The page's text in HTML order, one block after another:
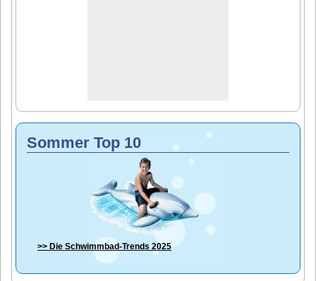
Sommer Top 10
>> DieSchwimmbad-Trends 2025